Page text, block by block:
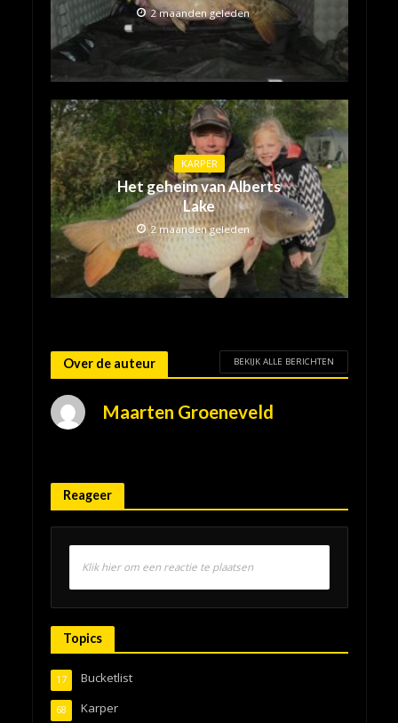
2 maanden geleden
KARPER
Het geheim van Alberts
Lake
2 maanden geleden
Over de auteur BEKIJK ALLE BERICHTEN
Maarten Groeneveld
Reageer
Klik hier om een reactie te plaatsen
Topics
Bucketlist
17
Karper
68